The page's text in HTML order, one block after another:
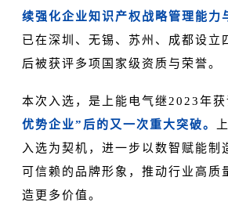
续强化企业知识产权战略管理能力
已在深圳、无锡、苏州、成都设立
后被获评多项国家级资质与荣誉。
本次入选，是上能电气继2023年获
优势企业”后的又一次重大突破。
入选为契机，进一步以数智赋能制
可信赖的品牌形象，推动行业高质
造更多价值。